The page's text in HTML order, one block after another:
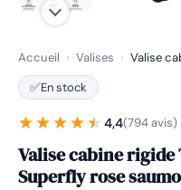
Accueil › Valises › Valise
✅En stock
★★★★★
★★★★★ 4,4(794 avis)
Valise cabine
Superfly rose